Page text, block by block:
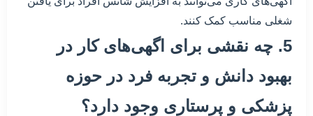
شغلی مناسب کمک کنند.
5. چه نقشی برای اگهی‌های کار در
بهبود دانش و تجربه فرد در حوزه
پزشکی و پرستاری وجود دارد؟